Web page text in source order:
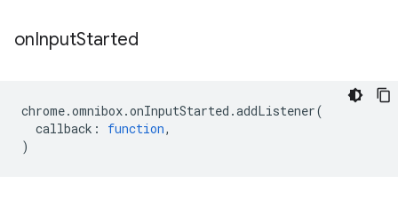
onInputStarted
chrome.omnibox.onInputStarted .addListener(
callback : function,
)